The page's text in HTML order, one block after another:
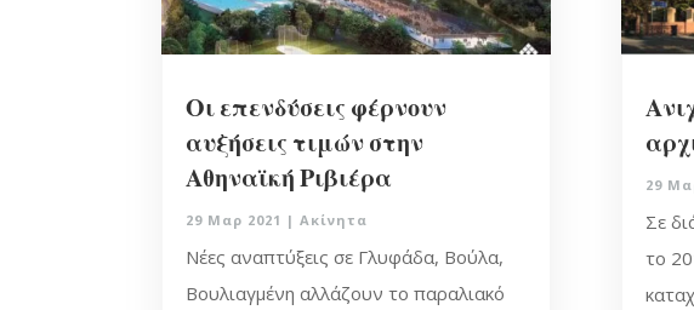
Οι επενδύσεις φέρνουν
αυξήσεις τιμών στην
Αθηναϊκή Ριβιέρα
29 Μαρ 2021 |Ακίνητα
Νέες αναπτύξεις σε Γλυφάδα, Βούλα,
Βουλιαγμένη αλλάζουν το παραλιακό
29
Σε
το